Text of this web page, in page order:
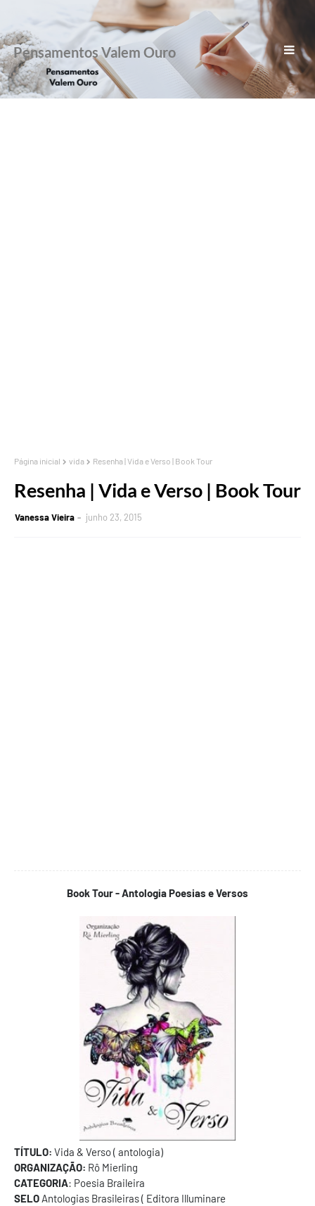
Pensamentos Valem Ouro
Página inicial vida Resenha | Vida e Verso | Book Tour
Resenha | Vida e Verso | Book Tour
Vanessa Vieira junho 23, 2015
Book Tour - Antologia Poesias e Versos
TÍTULO: Vida & Verso ( antologia)
ORGANIZAÇÃO: Rô Mierling
CATEGORIA: Poesia Braileira
SELO Antologias Brasileiras ( Editora Illuminare